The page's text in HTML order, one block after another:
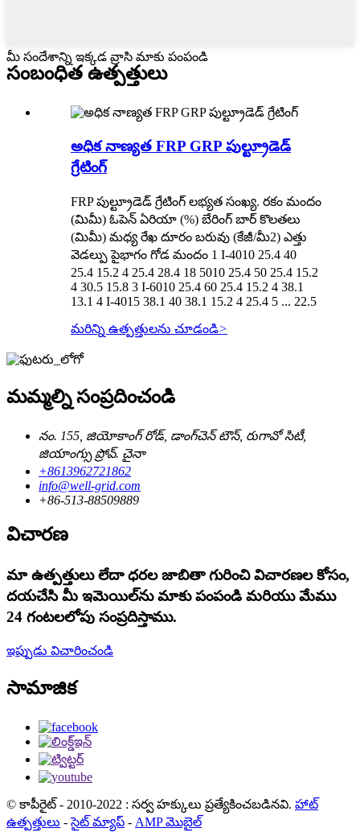
మీ సందేశాన్ని ఇక్కడ వ్రాసి మాకు పంపండి
సంబంధిత ఉత్పత్తులు
అధిక నాణ్యత FRP GRP పుల్ట్రూడెడ్
గ్రేటింగ్
FRP పుల్ట్రూడెడ్ గ్రేటింగ్ లభ్యత సంఖ్య. రకం మందం
(మిమీ) ఓపెన్ ఏరియా (%) బేరింగ్ బార్ కొలతలు
(మిమీ) మధ్య రేఖ దూరం బరువు (కేజీ/మీ2) ఎత్తు
వెడల్పు పైభాగం గోడ మందం 1 I-4010 25.4 40
25.4 15.2 4 25.4 28.4 18 5010 25.4 50 25.4 15.2
4 30.5 15.8 3 I-6010 25.4 60 25.4 15.2 4 38.1
13.1 4 I-4015 38.1 40 38.1 15.2 4 25.4 5 ... 22.5
మరిన్ని ఉత్పత్తులను చూడండి>
మమ్మల్ని సంప్రదించండి
నం. 155, జియోకాంగ్ రోడ్, డాంగ్‌చెన్ టౌన్, రుగావో సిటీ,
జియాంగ్సు ప్రోవ్. చైనా
+8613962721862
info@well-grid.com
+86-513-88509889
విచారణ
మా ఉత్పత్తులు లేదా ధరల జాబితా గురించి విచారణల కోసం,
దయచేసి మీ ఇమెయిల్‌ను మాకు పంపండి మరియు మేము
24 గంటలలోపు సంప్రదిస్తాము.
ఇప్పుడు విచారించండి
సామాజిక
© కాపీరైట్ - 2010-2022 : సర్వ హక్కులు ప్రత్యేకించబడినవి. హాట్
ఉత్పత్తులు -సైట్ మ్యాప్ - AMP మొబైల్